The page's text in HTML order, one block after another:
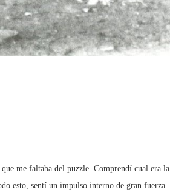
me faltaba del puzzle. Comprendí cual era la
esto, sentí un impulso interno de gran fuerza